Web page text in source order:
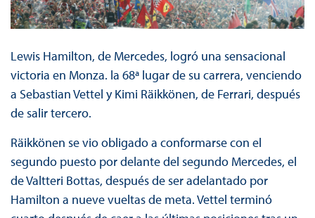
Lewis Hamilton, de Mercedes, logró una sensacional
victoria en Monza. la 68ª lugar de su carrera, venciendo
a Sebastian Vettel y Kimi Räikkönen, de Ferrari, después
de salir tercero.
Räikkönen se vio obligado a conformarse con el
segundo puesto por delante del segundo Mercedes, el
de Valtteri Bottas, después de ser adelantado por
Hamilton a nueve vueltas de meta. Vettel terminó